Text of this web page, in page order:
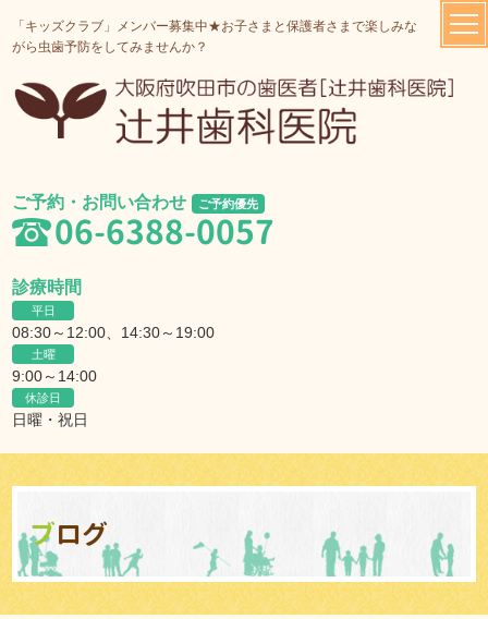
「キッズクラブ」メンバー募集中★お子さまと保護者さまで楽しみな
がら虫歯予防をしてみませんか？
ご予約・お問い合わせ ご予約優先
06-6388-0057
診療時間
平日
08:30～12:00、14:30～19:00
土曜
9:00～14:00
休診日
日曜・祝日
ブログ